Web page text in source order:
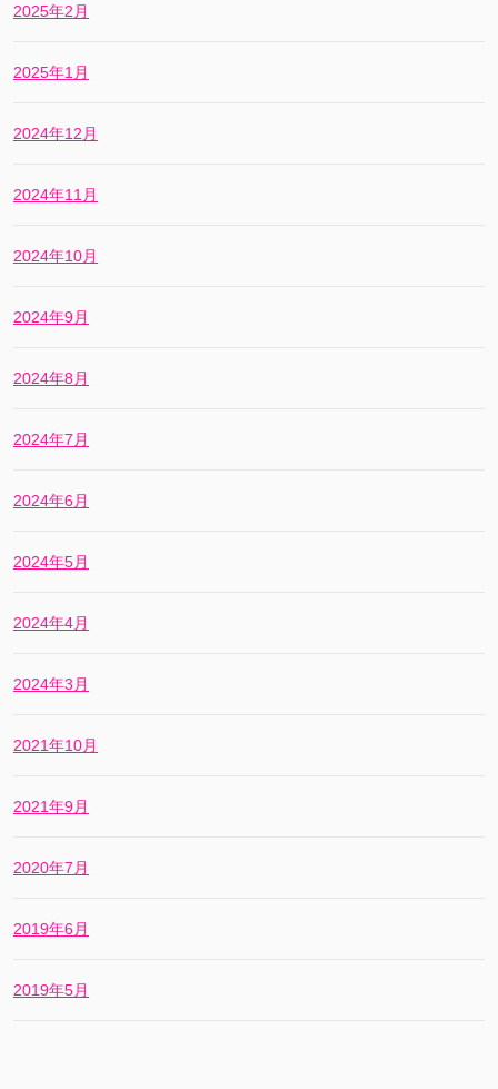
2025年2月
2025年1月
2024年12月
2024年11月
2024年10月
2024年9月
2024年8月
2024年7月
2024年6月
2024年5月
2024年4月
2024年3月
2021年10月
2021年9月
2020年7月
2019年6月
2019年5月